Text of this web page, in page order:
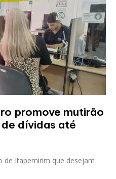
promove mutirão
dívidas até
de Itapemirim que desejam